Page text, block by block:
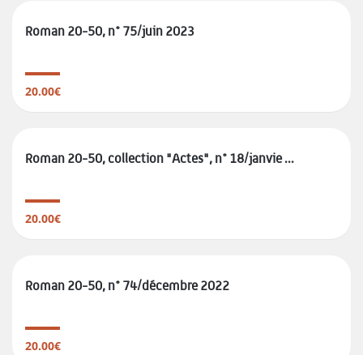
Roman 20-50, n° 75/juin 2023
20.00€
Roman 20-50, collection "Actes", n° 18/janvie ...
20.00€
Roman 20-50, n° 74/décembre 2022
20.00€